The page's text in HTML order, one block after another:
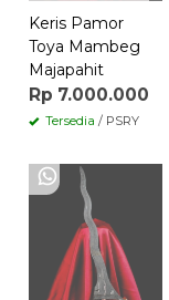
Keris Pamor
Toya Mambeg
Majapahit
Rp 7.000.000
Tersedia / PSRY